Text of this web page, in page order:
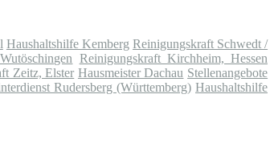
Haushaltshilfe Kemberg Reinigungskraft Schwedt /
Reinigungskraft Kirchheim, Hessen
Zeitz, Elster Hausmeister Dachau Stellenangebote
Rudersberg (Württemberg) Haushaltshilfe